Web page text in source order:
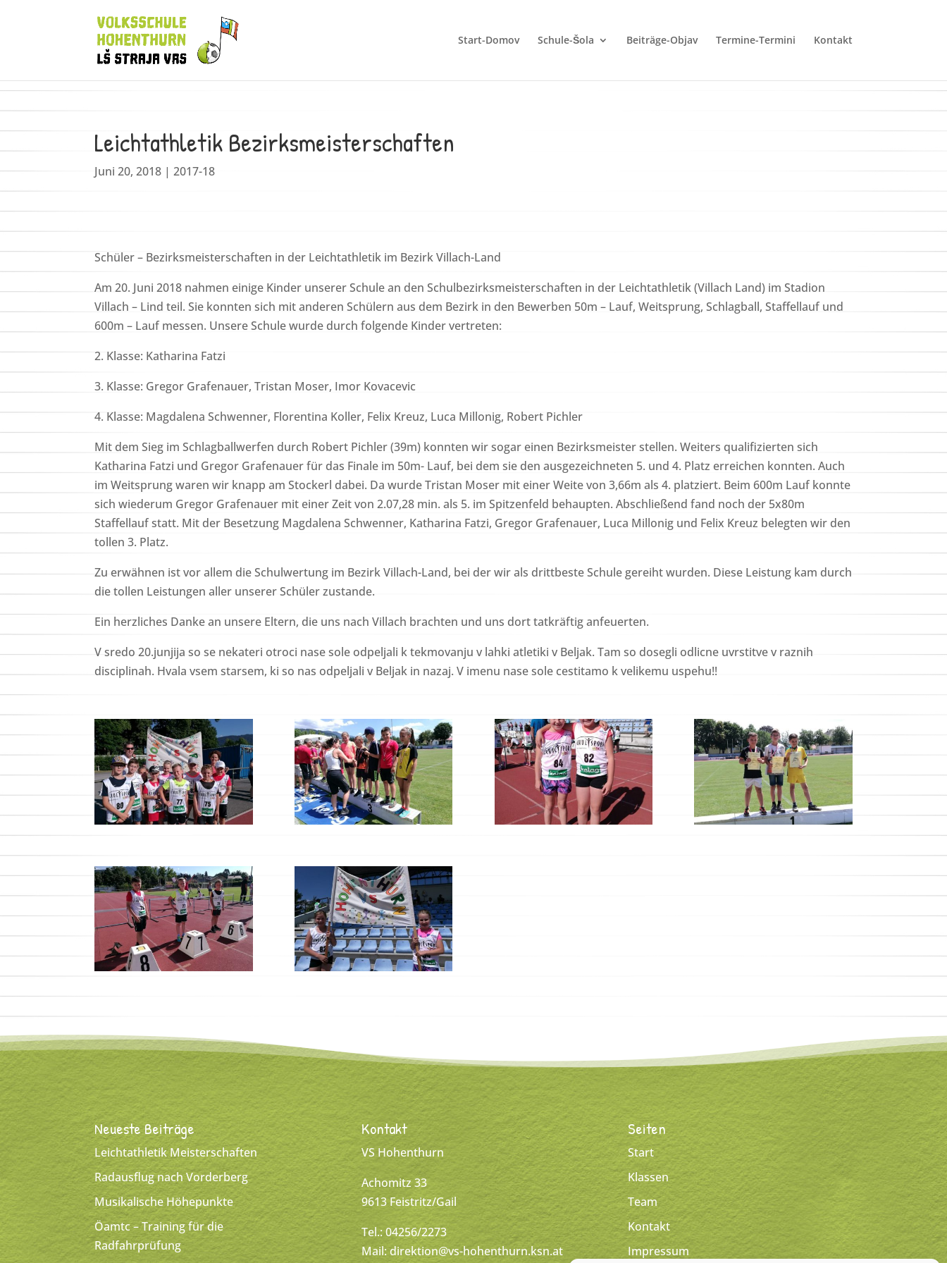
Start-Domov Schule-Šola Beiträge-Objav Termine-Termini Kontakt
Leichtathletik Bezirksmeisterschaften
Juni 20, 2018 |2017-18
Schüler – Bezirksmeisterschaften in der Leichtathletik im Bezirk Villach-Land
Am 20. Juni 2018 nahmen einige Kinder unserer Schule an den Schulbezirksmeisterschaften in der Leichtathletik (Villach Land) im Stadion
Villach – Lind teil. Sie konnten sich mit anderen Schülern aus dem Bezirk in den Bewerben 50m – Lauf, Weitsprung, Schlagball, Staffellauf und
600m – Lauf messen. Unsere Schule wurde durch folgende Kinder vertreten:
2. Klasse: Katharina Fatzi
3. Klasse: Gregor Grafenauer, Tristan Moser, Imor Kovacevic
4. Klasse: Magdalena Schwenner, Florentina Koller, Felix Kreuz, Luca Millonig, Robert Pichler
Mit dem Sieg im Schlagballwerfen durch Robert Pichler (39m) konnten wir sogar einen Bezirksmeister stellen. Weiters qualifizierten sich
Katharina Fatzi und Gregor Grafenauer für das Finale im 50m- Lauf, bei dem sie den ausgezeichneten 5. und 4. Platz erreichen konnten. Auch
im Weitsprung waren wir knapp am Stockerl dabei. Da wurde Tristan Moser mit einer Weite von 3,66m als 4. platziert. Beim 600m Lauf konnte
sich wiederum Gregor Grafenauer mit einer Zeit von 2.07,28 min. als 5. im Spitzenfeld behaupten. Abschließend fand noch der 5x80m
Staffellauf statt. Mit der Besetzung Magdalena Schwenner, Katharina Fatzi, Gregor Grafenauer, Luca Millonig und Felix Kreuz belegten wir den
tollen 3. Platz.
Zu erwähnen ist vor allem die Schulwertung im Bezirk Villach-Land, bei der wir als drittbeste Schule gereiht wurden. Diese Leistung kam durch
die tollen Leistungen aller unserer Schüler zustande.
Ein herzliches Danke an unsere Eltern, die uns nach Villach brachten und uns dort tatkräftig anfeuerten.
V sredo 20.junjija so se nekateri otroci nase sole odpeljali k tekmovanju v lahki atletiki v Beljak. Tam so dosegli odlicne uvrstitve v raznih
disciplinah. Hvala vsem starsem, ki so nas odpeljali v Beljak in nazaj. V imenu nase sole cestitamo k velikemu uspehu!!
Neueste Beiträge
Leichtathletik Meisterschaften
Radausflug nach Vorderberg
Musikalische Höhepunkte
Öamtc – Training für die
Radfahrprüfung
Kontakt
VS Hohenthurn
Achomitz 33
9613 Feistritz/Gail
Tel.: 04256/2273
Mail:direktion@vs-hohenthurn.ksn.at
Seiten
Start
Klassen
Team
Kontakt
Impressum